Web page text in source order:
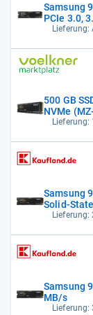
Samsung
PCIe 3.0,
Lieferung:
500 GB
NVMe
Lieferung:
Samsung
Solid-
Lieferung:
Samsung
MB/s
Lieferung: